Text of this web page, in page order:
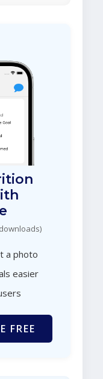
a photo
easier
FREE